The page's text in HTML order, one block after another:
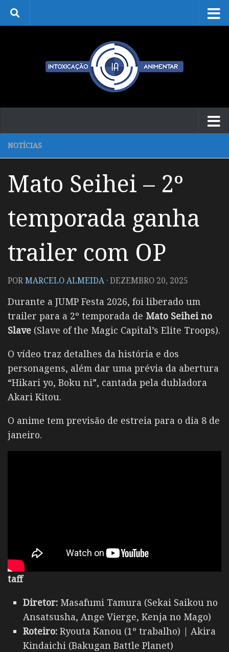
Skip to content
NOTÍCIAS
Mato Seihei – 2º
temporada ganha
trailer com OP
PORMARCELO ALMEIDA ·DEZEMBRO 20, 2025
Durante a JUMP Festa 2026, foi liberado um
trailer para a 2º temporada de Mato Seihei no
Slave (Slave of the Magic Capital’s Elite Troops).
O vídeo traz detalhes da história e dos
personagens, além dar uma prévia da abertura
“Hikari yo, Boku ni”, cantada pela dubladora
Akari Kitou.
O anime tem previsão de estreia para o dia 8 de
janeiro.
taff
Diretor: Masafumi Tamura (Sekai Saikou no
Ansatsusha, Ange Vierge, Kenja no Mago)
Roteiro: Ryouta Kanou (1º trabalho) | Akira
Kindaichi (Bakugan Battle Planet)